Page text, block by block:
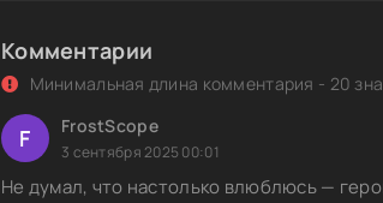
Комментарии
Минимальная длина комментария - 20
F FrostScope
3 сентября 2025 00:01
Не думал, что настолько влюблюсь —